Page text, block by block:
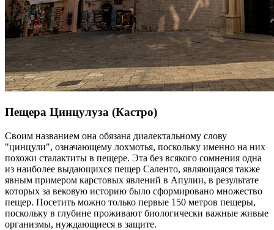
Пещера Цинцулуза (Кастро)
Своим названием она обязана диалектальному слову
"цинцули", означающему лохмотья, поскольку именно на них
похожи сталактиты в пещере. Эта без всякого сомнения одна
из наиболее выдающихся пещер Саленто, являющаяся также
явным примером карстовых явлений в Апулии, в результате
которых за вековую историю было сформировано множество
пещер. Посетить можно только первые 150 метров пещеры,
поскольку в глубине проживают биологически важные живые
организмы, нуждающиеся в защите.